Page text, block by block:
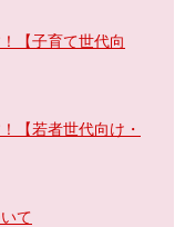
【子育て世代向
【若者世代向け・
て